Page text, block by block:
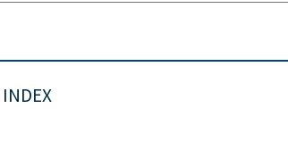
INDEX